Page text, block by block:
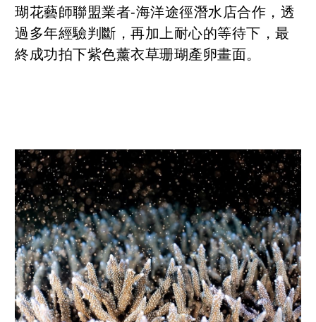
瑚花藝師聯盟業者-海洋途徑潛水店合作，透
過多年經驗判斷，再加上耐心的等待下，最
終成功拍下紫色薰衣草珊瑚產卵畫面。